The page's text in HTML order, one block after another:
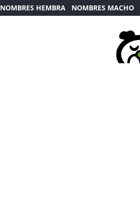
NOMBRES HEMBRA NOMBRES MACHO